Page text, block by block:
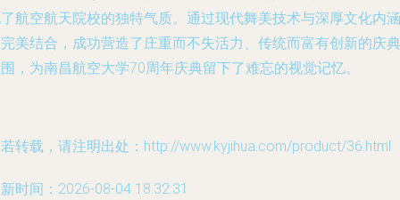
航空航天院校的独特气质。通过现代舞美技术与深厚文化内涵
美结合，成功营造了庄重而不失活力、传统而富有创新的庆典
，为南昌航空大学70周年庆典留下了难忘的视觉记忆。
转载，请注明出处：http://www.kyjihua.com/product/36.html
时间：2026-08-04 18:32:31